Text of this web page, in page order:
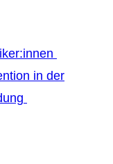
in der